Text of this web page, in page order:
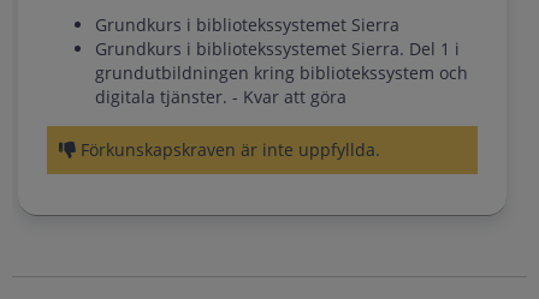
Grundkurs i bibliotekssystemet Sierra
Grundkurs i bibliotekssystemet Sierra. Del 1 i
grundutbildningen kring bibliotekssystem och
digitala tjänster. - Kvar att göra
Förkunskapskraven är inte uppfyllda.